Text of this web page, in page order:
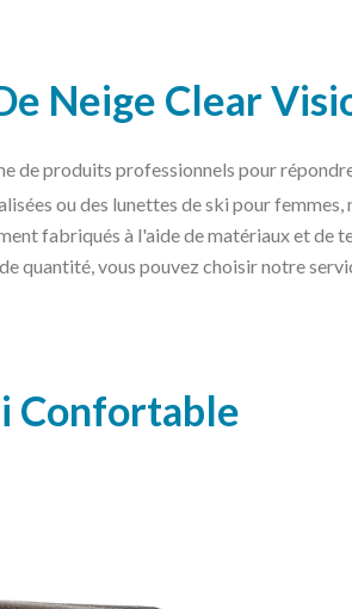
Neige Clear
de produits professionnels pour
ou des lunettes de ski pour femmes,
fabriqués à l'aide de matériaux et de
quantité, vous pouvez choisir notre
Confortable